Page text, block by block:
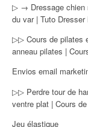
▷ → Dressage chien
du var | Tuto Dresser
▷▷ Cours de pilates
anneau pilates |
Envios email
▷▷ Perdre tour de
ventre plat | Cours
Jeu élastique